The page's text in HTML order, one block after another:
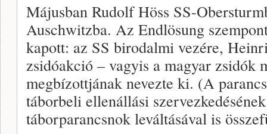
Májusban Rudolf Höss SS-
Auschwitzba. Az Endlösung
kapott: az SS birodalmi vezére,
zsidóakció – vagyis a magyar zsidók
megbízottjának nevezte ki. (A
táborbeli ellenállási
táborparancsnok leváltásával is